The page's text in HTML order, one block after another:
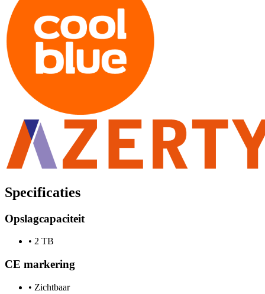
Specificaties
Opslagcapaciteit
• 2 TB
CE markering
• Zichtbaar